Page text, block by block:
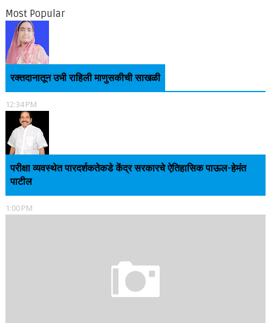
Most Popular
रक्तदानातून उभी राहिली माणुसकीची साखळी
12:34 PM
परीक्षा व्यवस्थेत पारदर्शकतेकडे केंद्र सरकारचे ऐतिहासिक पाऊल-हेमंत
पाटील
1:00 PM